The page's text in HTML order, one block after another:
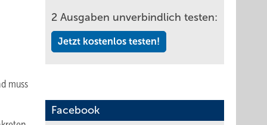
muss
2 Ausgaben unverbindlich testen:
Jetzt kostenlos testen!
Facebook